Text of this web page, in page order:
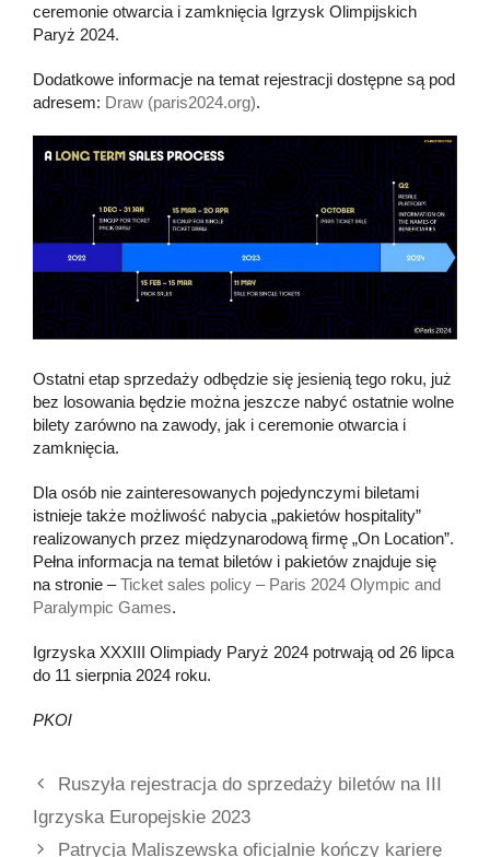
ceremonie otwarcia i zamknięcia Igrzysk Olimpijskich
Paryż 2024.
Dodatkowe informacje na temat rejestracji dostępne są pod
adresem: Draw (paris2024.org).
Ostatni etap sprzedaży odbędzie się jesienią tego roku, już
bez losowania będzie można jeszcze nabyć ostatnie wolne
bilety zarówno na zawody, jak i ceremonie otwarcia i
zamknięcia.
Dla osób nie zainteresowanych pojedynczymi biletami
istnieje także możliwość nabycia „pakietów hospitality”
realizowanych przez międzynarodową firmę „On Location”.
Pełna informacja na temat biletów i pakietów znajduje się
na stronie –Ticket sales policy – Paris 2024 Olympic and
Paralympic Games.
Igrzyska XXXIII Olimpiady Paryż 2024 potrwają od 26 lipca
do 11 sierpnia 2024 roku.
PKOl
Ruszyła rejestracja do sprzedaży biletów na III
Igrzyska Europejskie 2023
Patrycja Maliszewska oficjalnie kończy karierę